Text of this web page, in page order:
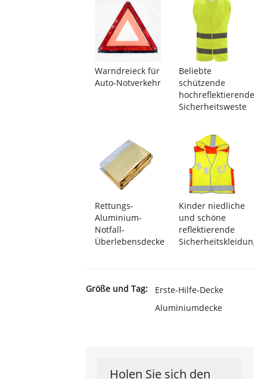
Warndreieck für
Auto-Notverkehr
Beliebte
schützende
hochreflektierende
Sicherheitsweste
Rettungs-
Aluminium-
Notfall-
Überlebensdecke
Kinder niedliche
und schöne
reflektierende
Sicherheitskleidung
Größe und Tag:
Erste-Hilfe-Decke
Aluminiumdecke
Holen Sie sich den